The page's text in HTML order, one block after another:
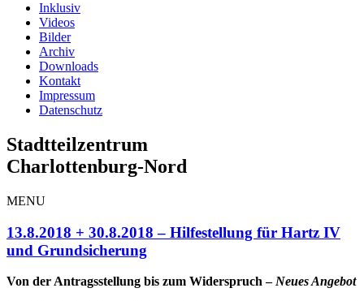
Inklusiv
Videos
Bilder
Archiv
Downloads
Kontakt
Impressum
Datenschutz
Stadtteilzentrum
Charlottenburg-Nord
MENU
13.8.2018 + 30.8.2018 – Hilfestellung für Hartz IV
und Grundsicherung
Von der Antragsstellung bis zum Widerspruch –Neues Angebot